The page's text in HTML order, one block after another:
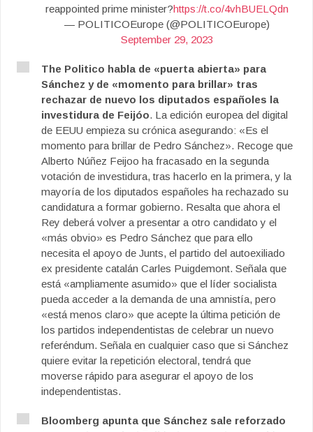
reappointed prime minister?https://t.co/4vhBUELQdn
— POLITICOEurope (@POLITICOEurope)
September 29, 2023
The Politico habla de «puerta abierta» para
Sánchez y de «momento para brillar» tras
rechazar de nuevo los diputados españoles la
investidura de Feijóo. La edición europea del digital
de EEUU empieza su crónica asegurando: «Es el
momento para brillar de Pedro Sánchez». Recoge que
Alberto Núñez Feijoo ha fracasado en la segunda
votación de investidura, tras hacerlo en la primera, y la
mayoría de los diputados españoles ha rechazado su
candidatura a formar gobierno. Resalta que ahora el
Rey deberá volver a presentar a otro candidato y el
«más obvio» es Pedro Sánchez que para ello
necesita el apoyo de Junts, el partido del autoexiliado
ex presidente catalán Carles Puigdemont. Señala que
está «ampliamente asumido» que el líder socialista
pueda acceder a la demanda de una amnistía, pero
«está menos claro» que acepte la última petición de
los partidos independentistas de celebrar un nuevo
referéndum. Señala en cualquier caso que si Sánchez
quiere evitar la repetición electoral, tendrá que
moverse rápido para asegurar el apoyo de los
independentistas.
Bloomberg apunta que Sánchez sale reforzado